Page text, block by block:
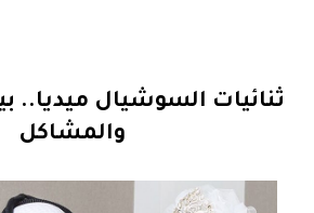
ثنائيات السوشيال ميديا..
والمشاكل